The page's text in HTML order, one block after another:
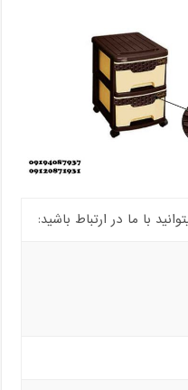
با ما در ارتباط باشید: